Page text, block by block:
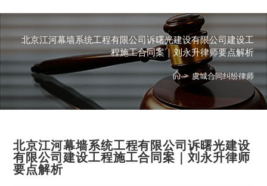
北京江河幕墙系统工程有限公司诉曙光建设有限公司建设工
程施工合同案｜刘永升律师要点解析
> 虞城合同纠纷律师
北京江河幕墙系统工程有限公司诉曙光建设
有限公司建设工程施工合同案｜刘永升律师
要点解析